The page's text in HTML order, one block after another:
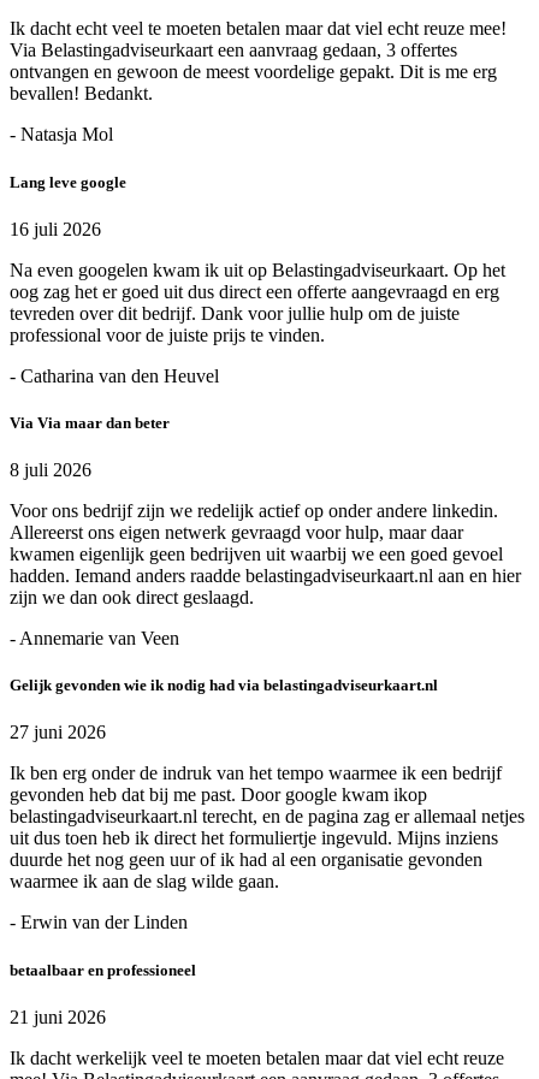
Ik dacht echt veel te moeten betalen maar dat viel echt reuze mee!
Via Belastingadviseurkaart een aanvraag gedaan, 3 offertes
ontvangen en gewoon de meest voordelige gepakt. Dit is me erg
bevallen! Bedankt.
- Natasja Mol
Lang leve google
16 juli 2026
Na even googelen kwam ik uit op Belastingadviseurkaart. Op het
oog zag het er goed uit dus direct een offerte aangevraagd en erg
tevreden over dit bedrijf. Dank voor jullie hulp om de juiste
professional voor de juiste prijs te vinden.
- Catharina van den Heuvel
Via Via maar dan beter
8 juli 2026
Voor ons bedrijf zijn we redelijk actief op onder andere linkedin.
Allereerst ons eigen netwerk gevraagd voor hulp, maar daar
kwamen eigenlijk geen bedrijven uit waarbij we een goed gevoel
hadden. Iemand anders raadde belastingadviseurkaart.nl aan en hier
zijn we dan ook direct geslaagd.
- Annemarie van Veen
Gelijk gevonden wie ik nodig had via belastingadviseurkaart.nl
27 juni 2026
Ik ben erg onder de indruk van het tempo waarmee ik een bedrijf
gevonden heb dat bij me past. Door google kwam ikop
belastingadviseurkaart.nl terecht, en de pagina zag er allemaal netjes
uit dus toen heb ik direct het formuliertje ingevuld. Mijns inziens
duurde het nog geen uur of ik had al een organisatie gevonden
waarmee ik aan de slag wilde gaan.
- Erwin van der Linden
betaalbaar en professioneel
21 juni 2026
Ik dacht werkelijk veel te moeten betalen maar dat viel echt reuze